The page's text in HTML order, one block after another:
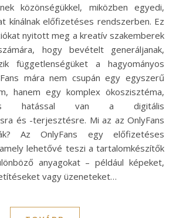
közönségükkel, miközben egyedi,
kínálnak előfizetéses rendszerben. Ez
nyitott meg a kreatív szakemberek
hogy bevételt generáljanak,
függetlenségüket a hagyományos
mára nem csupán egy egyszerű
hanem egy komplex ökoszisztéma,
hatással van a digitális
és -terjesztésre. Mi az az OnlyFans
Az OnlyFans egy előfizetéses
lehetővé teszi a tartalomkészítők
anyagokat – például képeket,
vagy üzeneteket…